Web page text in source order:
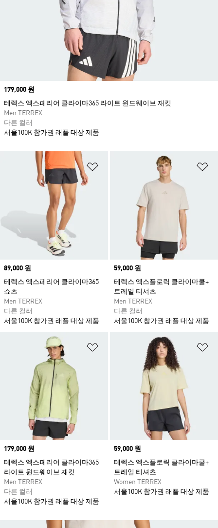
위시리스트 담기
Price
89,000 원
테렉스 엑스페리어 클라이마365
쇼츠
Men TERREX
다른 컬러
서울100K 참가권 래플 대상 제품
Price
59,000 원
테렉스 엑스플로릭 클라이마쿨+
트레일 티셔츠
Men TERREX
다른 컬러
서울100K 참가권 래플 대상 제품
위시리스트 담기
Price
179,000 원
테렉스 엑스페리어 클라이마365
라이트 윈드웨이브 재킷
Men TERREX
다른 컬러
서울100K 참가권 래플 대상 제품
Price
59,000 원
테렉스 엑스플로릭 클라이마쿨+
트레일 티셔츠
Women TERREX
서울100K 참가권 래플 대상 제품
Price
179,000 원
테렉스 엑스페리어 클라이마365 라이트 윈드웨이브 재킷
Men TERREX
다른 컬러
서울100K 참가권 래플 대상 제품